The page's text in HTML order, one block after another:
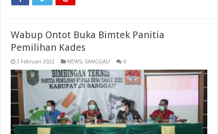
Wabup Ontot Buka Bimtek Panitia
Pemilihan Kades
3 Februari 2022 NEWS, SANGGAU 0